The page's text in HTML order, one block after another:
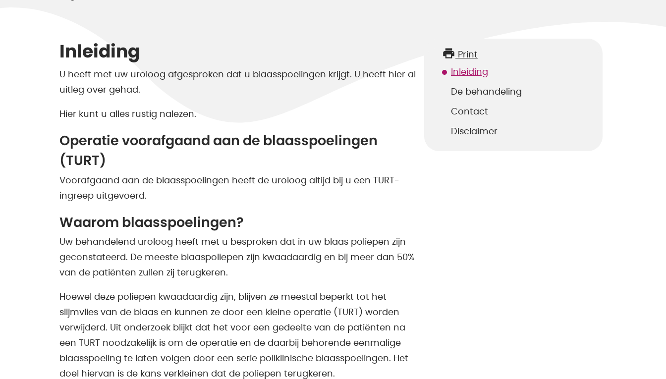
Inleiding
U heeft met uw uroloog afgesproken dat u blaasspoelingen krijgt. U heeft hier al
uitleg over gehad.
Hier kunt u alles rustig nalezen.
Operatie voorafgaand aan de blaasspoelingen
(TURT)
Voorafgaand aan de blaasspoelingen heeft de uroloog altijd bij u een TURT-
ingreep uitgevoerd.
Waarom blaasspoelingen?
Uw behandelend uroloog heeft met u besproken dat in uw blaas poliepen zijn
geconstateerd. De meeste blaaspoliepen zijn kwaadaardig en bij meer dan 50%
van de patiënten zullen zij terugkeren.
Hoewel deze poliepen kwaadaardig zijn, blijven ze meestal beperkt tot het
slijmvlies van de blaas en kunnen ze door een kleine operatie (TURT) worden
verwijderd. Uit onderzoek blijkt dat het voor een gedeelte van de patiënten na
een TURT noodzakelijk is om de operatie en de daarbij behorende eenmalige
blaasspoeling te laten volgen door een serie poliklinische blaasspoelingen. Het
doel hiervan is de kans verkleinen dat de poliepen terugkeren.
Print
Inleiding
De behandeling
Contact
Disclaimer